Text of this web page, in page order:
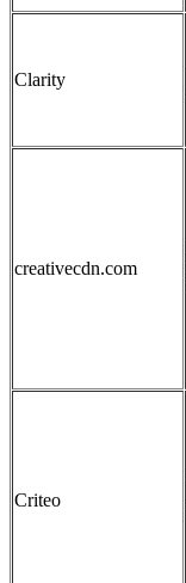
Clarity
creativecdn.com
Criteo